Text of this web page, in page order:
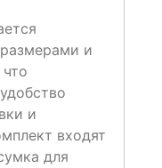
и
и
входят
для